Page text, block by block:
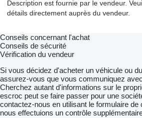
Description est fournie par le vendeur.
détails directement auprès du vendeur.
Conseils concernant l'achat
Conseils de sécurité
Vérification du vendeur
Si vous décidez d'acheter un véhicule ou
assurez-vous que vous communiquez
Cherchez autant d'informations sur le
escroc peut se faire passer pour une
contactez-nous en utilisant le formulaire de
nous effectuions un contrôle